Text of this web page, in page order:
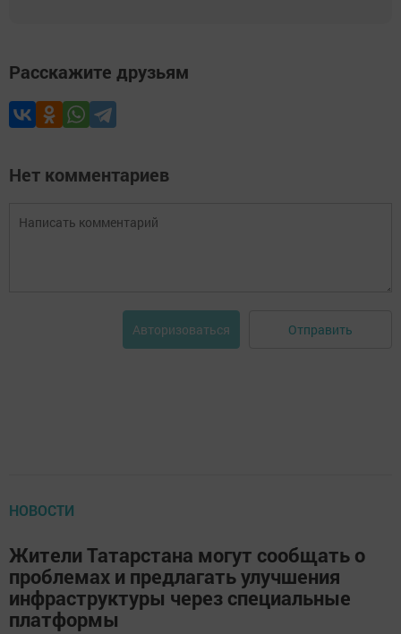
Расскажите друзьям
Нет комментариев
Авторизоваться Отправить
НОВОСТИ
Жители Татарстана могут сообщать о
проблемах и предлагать улучшения
инфраструктуры через специальные
платформы